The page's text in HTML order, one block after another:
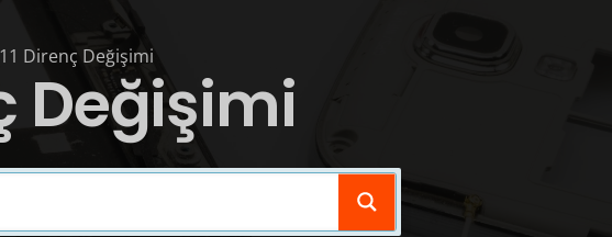
Direnç Değişimi
Değişimi